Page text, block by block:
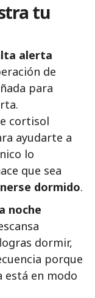
tu
alerta
de
para
cortisol
ayudarte a
lo
que sea
dormido.
noche
dormir,
porque
está en modo